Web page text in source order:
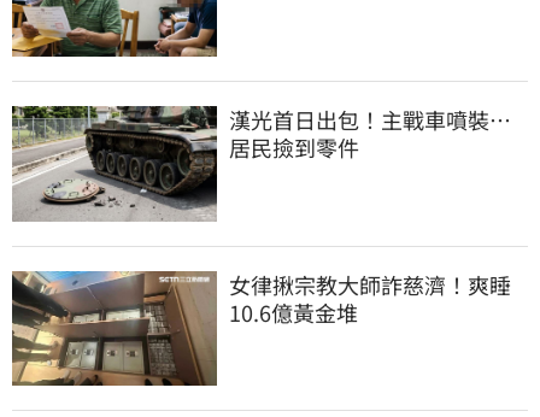
漢光首日出包！主戰車噴裝…
居民撿到零件
女律揪宗教大師詐慈濟！爽睡
10.6億黃金堆